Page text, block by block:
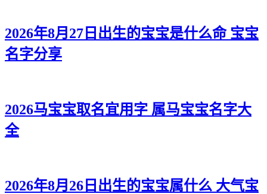
2026年8月27日出生的宝宝是什么命 宝宝
名字分享
2026马宝宝取名宜用字 属马宝宝名字大
全
2026年8月26日出生的宝宝属什么 大气宝